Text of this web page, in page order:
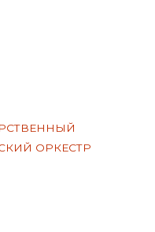
ОРКЕСТР